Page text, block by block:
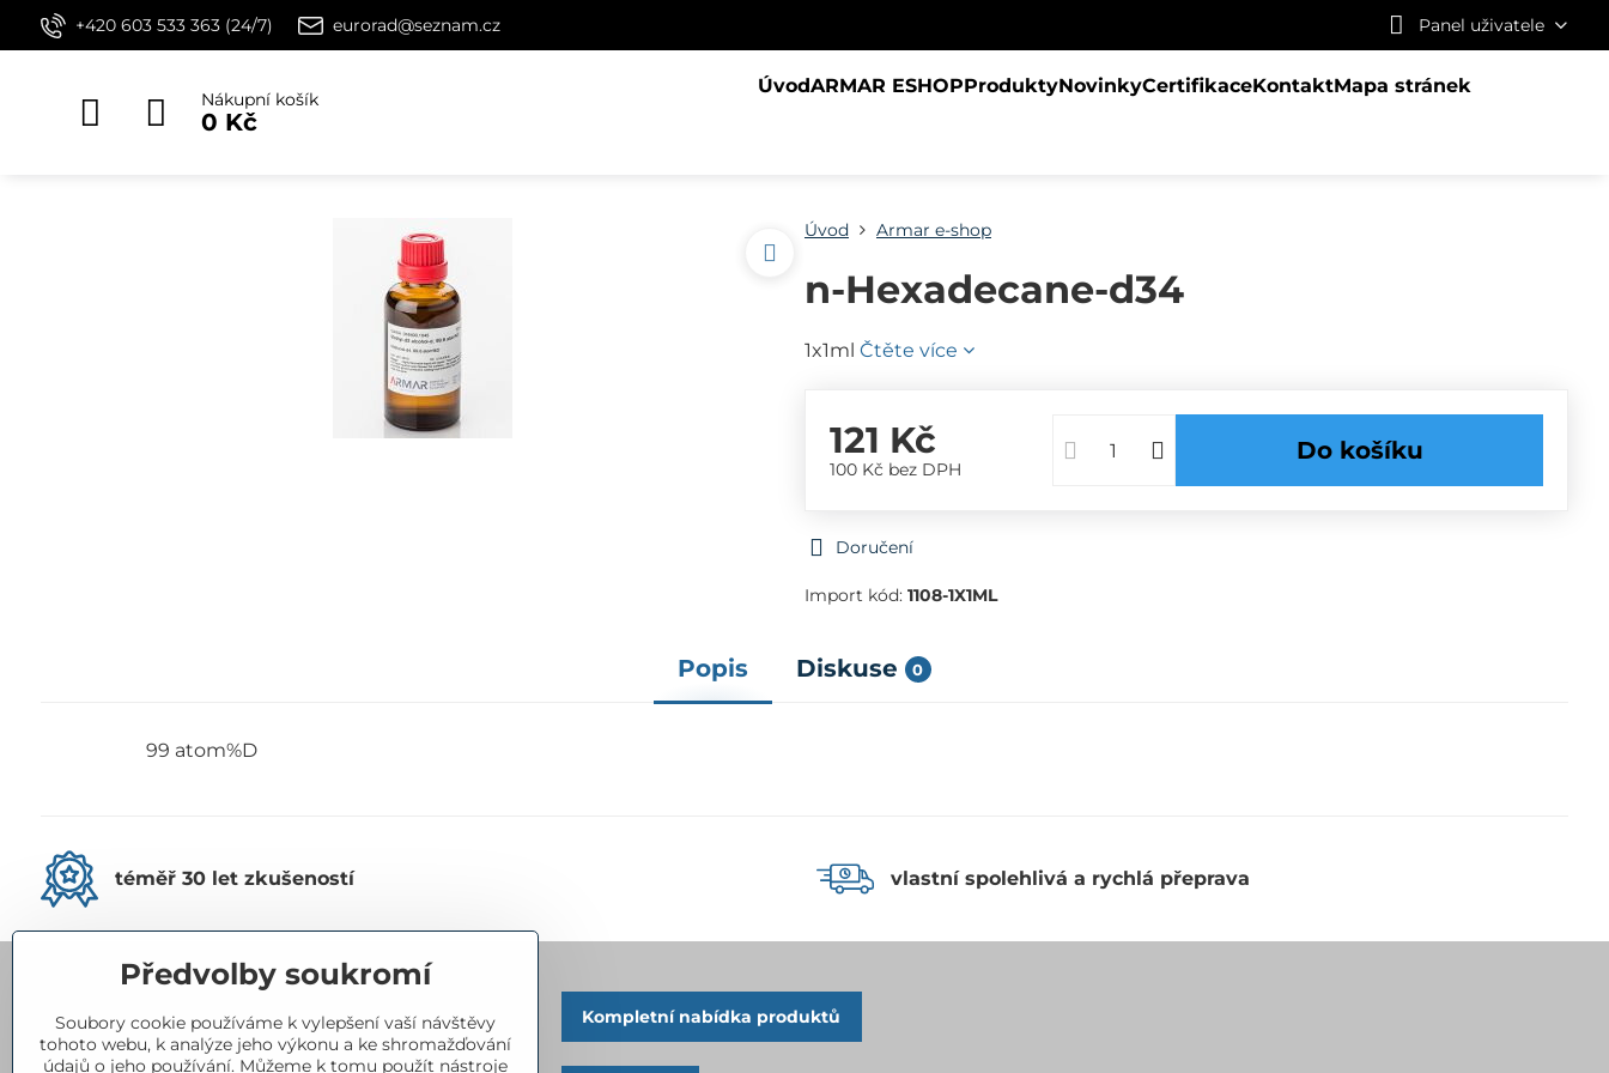
+420 603 533 363 (24/7) eurorad@seznam.cz Panel uživatele
Nákupní košík
0 Kč
ÚvodARMAR ESHOPProduktyNovinkyCertifikaceKontaktMapa stránek
Úvod Armar e-shop
n-Hexadecane-d34
1x1ml Čtěte více
121 Kč
100 Kč bez DPH
Do košíku
Doručení
Import kód: 1108-1X1ML
Popis Diskuse 0
99 atom%D
téměř 30 let zkušeností vlastní spolehlivá a rychlá přeprava
Eurorad, spol​. s r​.o​.
Kompletní nabídka produktů
Předvolby soukromí
Soubory cookie používáme k vylepšení vaší návštěvy
tohoto webu, k analýze jeho výkonu a ke shromažďování
údajů o jeho používání. Můžeme k tomu použít nástroje